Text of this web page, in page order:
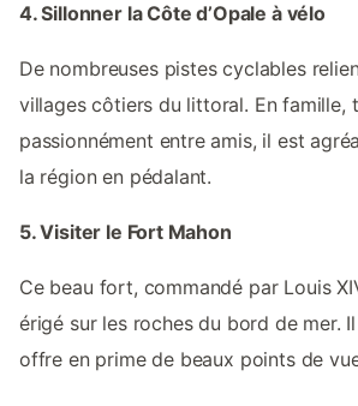
4. Sillonner la Côte d’Opale à vélo
De nombreuses pistes cyclables
villages côtiers du littoral. En famille,
passionnément entre amis, il est
la région en pédalant.
5. Visiter le Fort Mahon
Ce beau fort, commandé par Louis
érigé sur les roches du bord de mer.
offre en prime de beaux points de